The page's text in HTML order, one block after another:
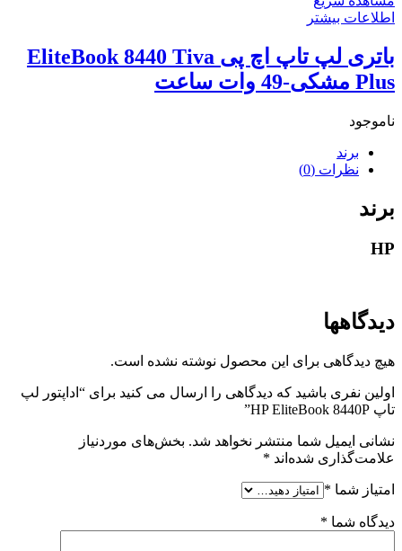
اطلاعات بیشتر
باتری لپ تاپ اچ پی EliteBook 8440 Tiva
Plus مشکی-49 وات ساعت
ناموجود
برند
نظرات (0)
برند
HP
دیدگاهها
هیچ دیدگاهی برای این محصول نوشته نشده است.
اولین نفری باشید که دیدگاهی را ارسال می کنید برای “اداپتور لپ
تاپ HP EliteBook 8440P”
نشانی ایمیل شما منتشر نخواهد شد. بخش‌های موردنیاز
علامت‌گذاری شده‌اند *
امتیاز شما *
دیدگاه شما *